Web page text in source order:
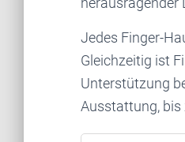
Jedes Finger-
Gleichzeitig ist
Unterstützung
Ausstattung, bis